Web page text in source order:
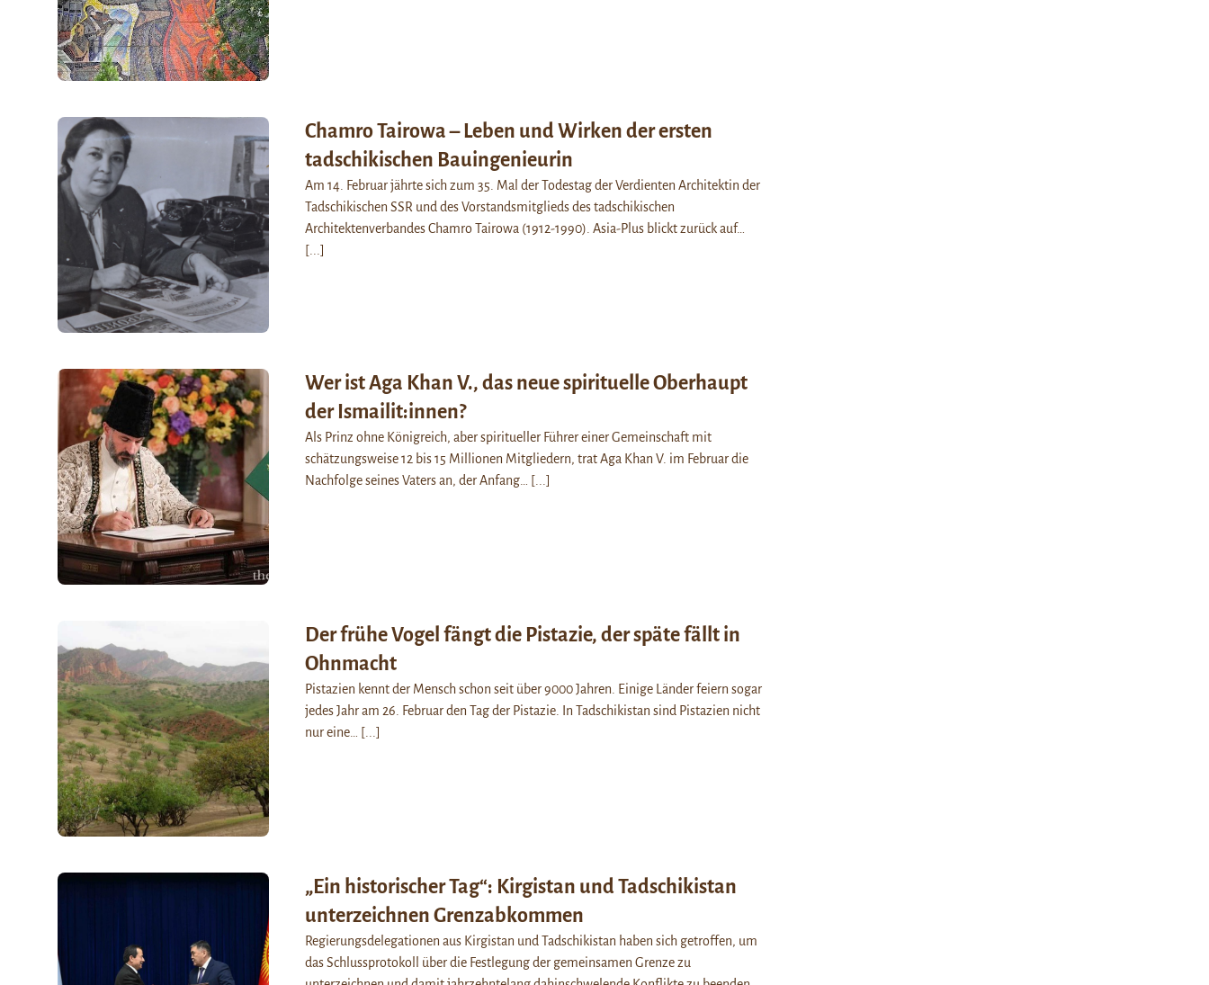
Chamro Tairowa – Leben und Wirken der ersten
tadschikischen Bauingenieurin
Am 14. Februar jährte sich zum 35. Mal der Todestag der Verdienten Architektin der
Tadschikischen SSR und des Vorstandsmitglieds des tadschikischen
Architektenverbandes Chamro Tairowa (1912-1990). Asia-Plus blickt zurück auf…
[...]
Wer ist Aga Khan V., das neue spirituelle Oberhaupt
der Ismailit:innen?
Als Prinz ohne Königreich, aber spiritueller Führer einer Gemeinschaft mit
schätzungsweise 12 bis 15 Millionen Mitgliedern, trat Aga Khan V. im Februar die
Nachfolge seines Vaters an, der Anfang…
[...]
Der frühe Vogel fängt die Pistazie, der späte fällt in
Ohnmacht
Pistazien kennt der Mensch schon seit über 9000 Jahren. Einige Länder feiern sogar
jedes Jahr am 26. Februar den Tag der Pistazie. In Tadschikistan sind Pistazien nicht
nur eine…
[...]
„Ein historischer Tag“: Kirgistan und Tadschikistan
unterzeichnen Grenzabkommen
Regierungsdelegationen aus Kirgistan und Tadschikistan haben sich getroffen, um
das Schlussprotokoll über die Festlegung der gemeinsamen Grenze zu